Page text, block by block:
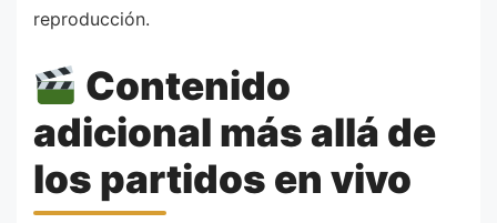
reproducción.
Contenido
adicional más allá de
los partidos en vivo